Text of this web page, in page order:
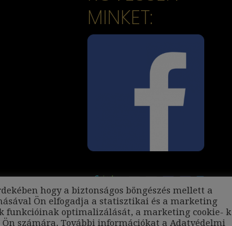
MINKET:
hogy a biztonságos böngészés mellett a
Ön elfogadja a statisztikai és a marketing
funkcióinak optimalizálását, a marketing cookie- k
számára. További információkat a Adatvédelmi